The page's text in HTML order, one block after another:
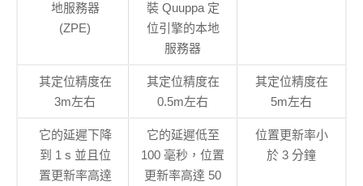
地服務器
(ZPE)
裝 Quuppa 定
位引擎的本地
服務器
其定位精度在
3m左右
其定位精度在
0.5m左右
其定位精度在
5m左右
它的延遲下降
到 1 s 並且位
置更新率高達
它的延遲低至
100 毫秒，位置
更新率高達 50
位置更新率小
於 3 分鐘